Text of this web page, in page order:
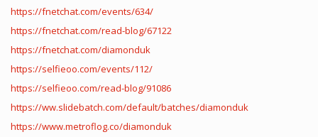
https://fnetchat.com/events/634/
https://fnetchat.com/read-blog/67122
https://fnetchat.com/diamonduk
https://selfieoo.com/events/112/
https://selfieoo.com/read-blog/91086
https://ww.slidebatch.com/default/batches/diamonduk
https://www.metroflog.co/diamonduk